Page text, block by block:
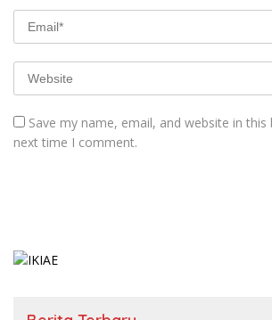
Save my name, email, and website in
next time I comment.